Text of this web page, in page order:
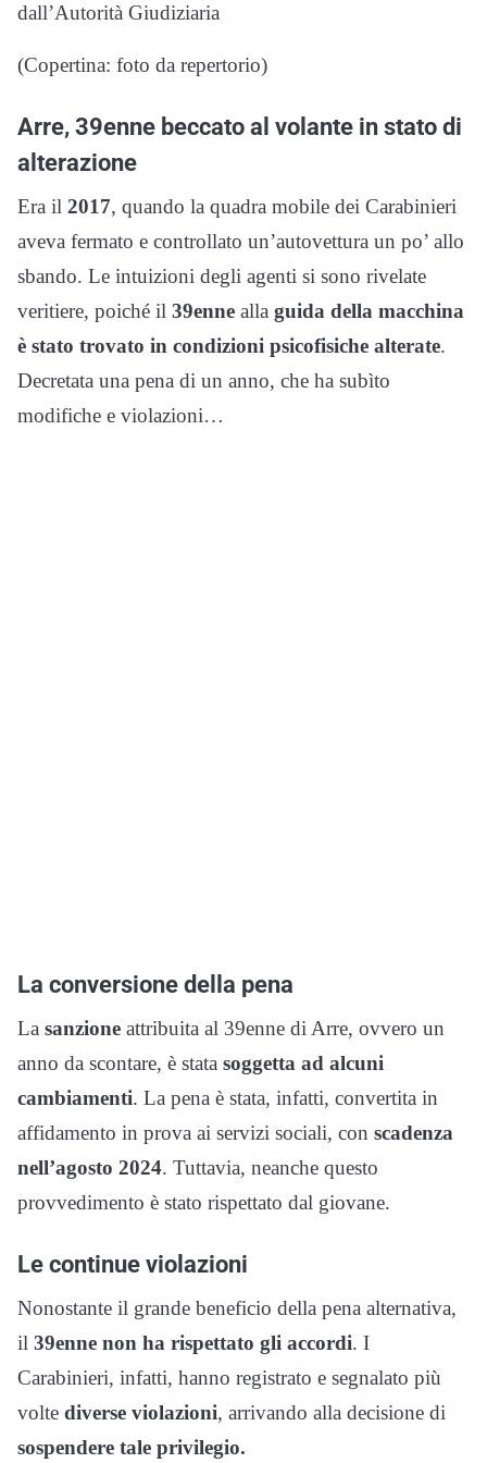
dall’Autorità Giudiziaria
(Copertina: foto da repertorio)
Arre, 39enne beccato al volante in stato di
alterazione
Era il 2017, quando la quadra mobile dei Carabinieri
aveva fermato e controllato un’autovettura un po’ allo
sbando. Le intuizioni degli agenti si sono rivelate
veritiere, poiché il 39enne alla guida della macchina
è stato trovato in condizioni psicofisiche alterate.
Decretata una pena di un anno, che ha subìto
modifiche e violazioni…
La conversione della pena
La sanzione attribuita al 39enne di Arre, ovvero un
anno da scontare, è stata soggetta ad alcuni
cambiamenti. La pena è stata, infatti, convertita in
affidamento in prova ai servizi sociali, con scadenza
nell’agosto 2024. Tuttavia, neanche questo
provvedimento è stato rispettato dal giovane.
Le continue violazioni
Nonostante il grande beneficio della pena alternativa,
il 39enne non ha rispettato gli accordi. I
Carabinieri, infatti, hanno registrato e segnalato più
volte diverse violazioni, arrivando alla decisione di
sospendere tale privilegio.